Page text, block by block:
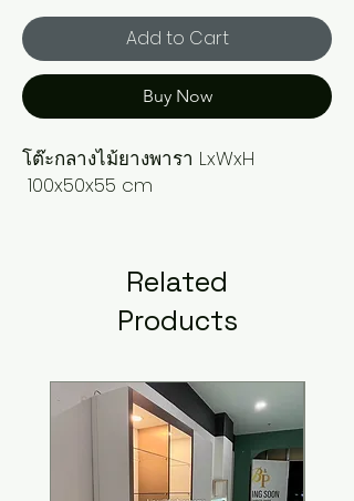
Add to Cart
Buy Now
โต๊ะกลางไม้ยางพารา LxWxH
100x50x55 cm
Related
Products